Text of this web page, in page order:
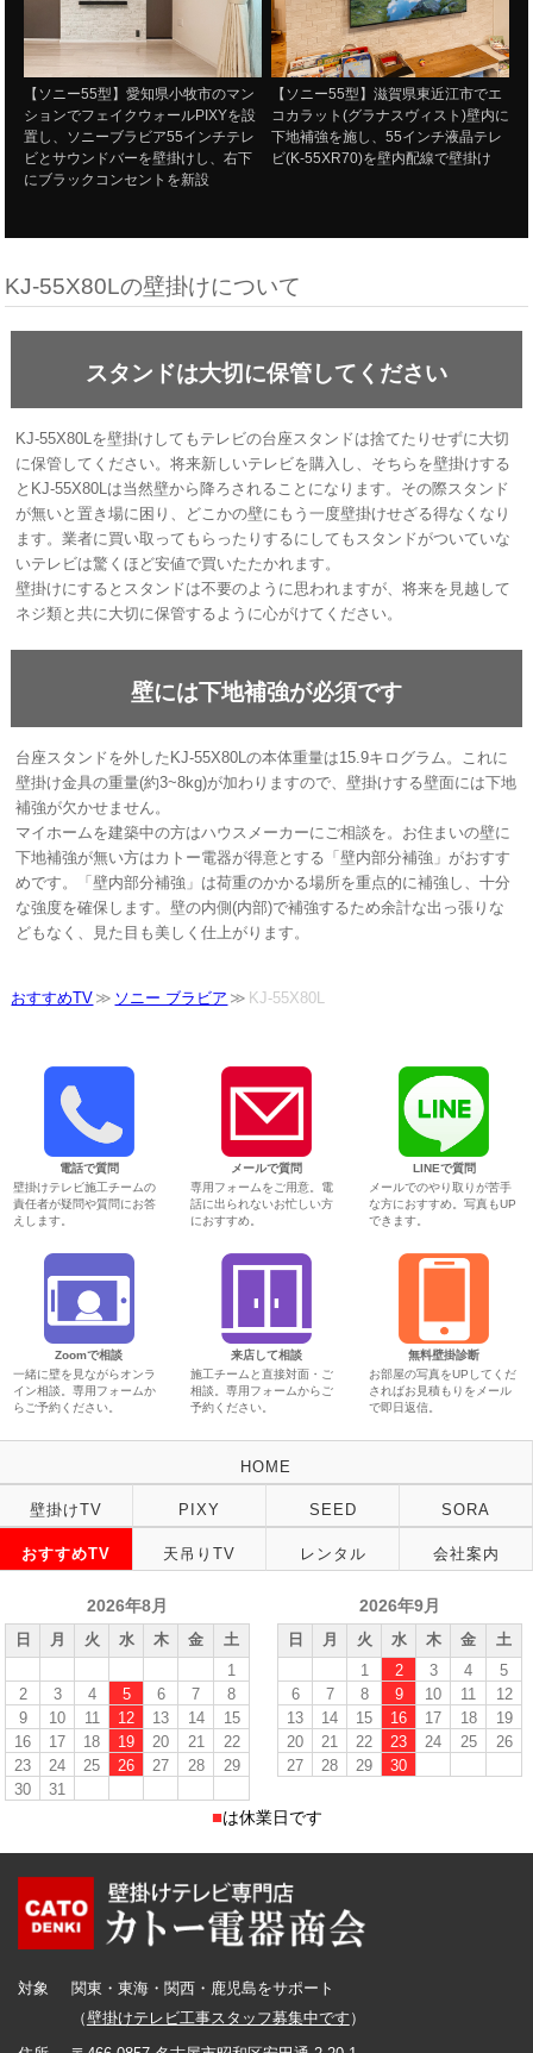
【ソニー55型】愛知県小牧市のマン
ションでフェイクウォールPIXYを設
置し、ソニーブラビア55インチテレ
ビとサウンドバーを壁掛けし、右下
にブラックコンセントを新設
【ソニー55型】滋賀県東近江市でエ
コカラット(グラナスヴィスト)壁内に
下地補強を施し、55インチ液晶テレ
ビ(K-55XR70)を壁内配線で壁掛け
KJ-55X80Lの壁掛けについて
スタンドは大切に保管してください
KJ-55X80Lを壁掛けしてもテレビの台座スタンドは捨てたりせずに大切
に保管してください。将来新しいテレビを購入し、そちらを壁掛けする
とKJ-55X80Lは当然壁から降ろされることになります。その際スタンド
が無いと置き場に困り、どこかの壁にもう一度壁掛けせざる得なくなり
ます。業者に買い取ってもらったりするにしてもスタンドがついていな
いテレビは驚くほど安値で買いたたかれます。
壁掛けにするとスタンドは不要のように思われますが、将来を見越して
ネジ類と共に大切に保管するように心がけてください。
壁には下地補強が必須です
台座スタンドを外したKJ-55X80Lの本体重量は15.9キログラム。これに
壁掛け金具の重量(約3~8kg)が加わりますので、壁掛けする壁面には下地
補強が欠かせません。
マイホームを建築中の方はハウスメーカーにご相談を。お住まいの壁に
下地補強が無い方はカトー電器が得意とする「壁内部分補強」がおすす
めです。「壁内部分補強」は荷重のかかる場所を重点的に補強し、十分
な強度を確保します。壁の内側(内部)で補強するため余計な出っ張りな
どもなく、見た目も美しく仕上がります。
おすすめTV ソニー ブラビア KJ-55X80L
電話で質問
壁掛けテレビ施工チームの
責任者が疑問や質問にお答
えします。
メールで質問
専用フォームをご用意。電
話に出られないお忙しい方
におすすめ。
LINEで質問
メールでのやり取りが苦手
な方におすすめ。写真もUP
できます。
Zoomで相談
一緒に壁を見ながらオンラ
イン相談。専用フォームか
らご予約ください。
来店して相談
施工チームと直接対面・ご
相談。専用フォームからご
予約ください。
無料壁掛診断
お部屋の写真をUPしてくだ
さればお見積もりをメール
で即日返信。
HOME
壁掛けTV PIXY SEED SORA
おすすめTV 天吊りTV レンタル 会社案内
2026年8月
日 月 火 水 木 金
土
1
2
3 4 5 6 7
8
9
10 11 12 13 14
15
16
17 18 19 20 21
22
23
24 25 26 27 28
29
30
31
2026年9月
日 月 火 水 木 金
土
1
2 3 4
5
6
7 8 9 10 11
12
13
14 15 16 17 18
19
20
21 22 23 24 25
26
27
28 29 30
■は休業日です
対象
関東・東海・関西・鹿児島をサポート
（壁掛けテレビ工事スタッフ募集中です ）